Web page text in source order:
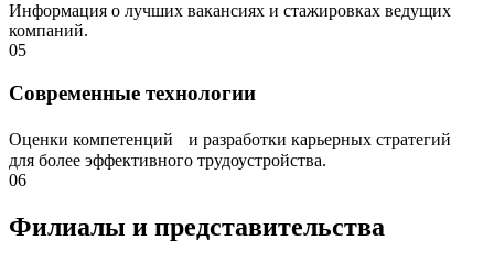
Информация о лучших вакансиях и стажировках ведущих
компаний.
05
Современные технологии
Оценки компетенций и разработки карьерных стратегий
для более эффективного трудоустройства.
06
Филиалы и представи­тельства